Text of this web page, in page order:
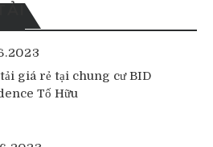
giá rẻ tại chung cư BID
Tố Hữu